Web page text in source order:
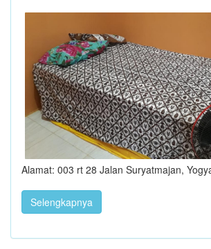
Alamat: 003 rt 28 Jalan Suryatmajan,
Selengkapnya